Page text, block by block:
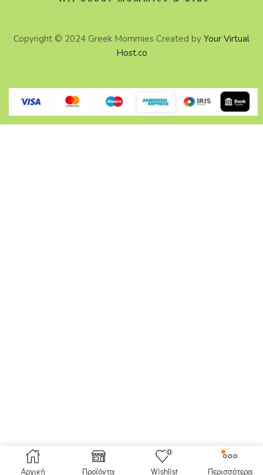
Αρχική Προϊόντα
0
Wishlist Περισσότερα
Copyright © 2024 Greek Mommies Created by Your Virtual
Host.co